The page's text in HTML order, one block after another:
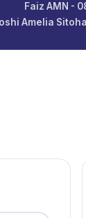
Faiz AMN -
Amelia